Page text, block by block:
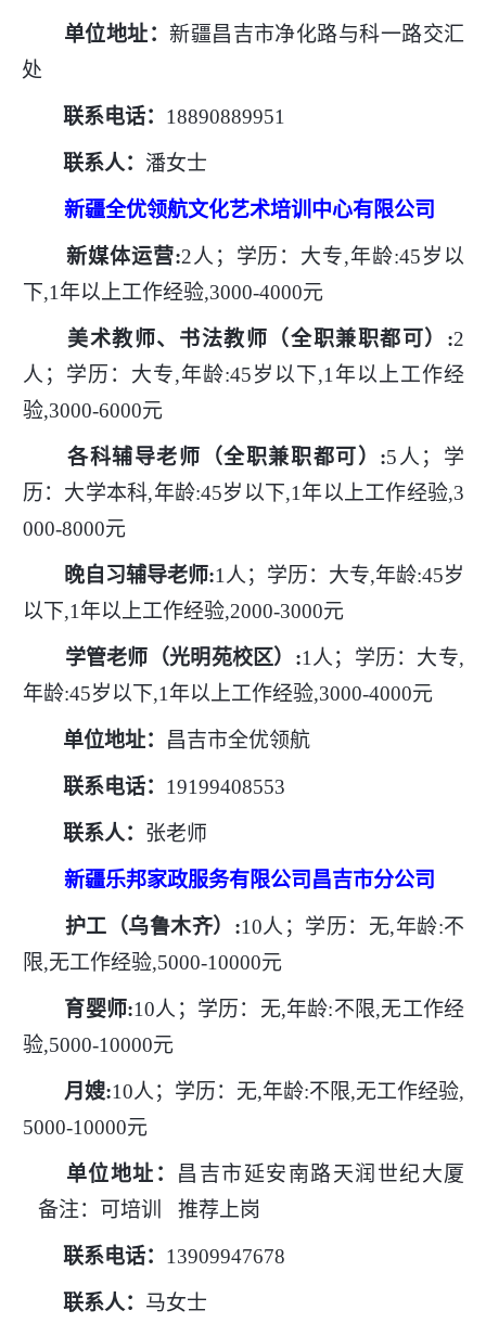
单位地址：新疆昌吉市净化路与科一路交汇
处
联系电话： 18890889951
联系人： 潘女士
新疆全优领航文化艺术培训中心有限公司
新媒体运营:2人；学历：大专,年龄:45岁以
下,1年以上工作经验,3000-4000元
美术教师、书法教师（全职兼职都可） :2
人；学历：大专,年龄:45岁以下,1年以上工作经
验,3000-6000元
各科辅导老师（全职兼职都可） :5人；学
历：大学本科,年龄:45岁以下,1年以上工作经验,3
000-8000元
晚自习辅导老师:1人；学历：大专,年龄:45岁
以下,1年以上工作经验,2000-3000元
学管老师（光明苑校区） :1人；学历：大专,
年龄:45岁以下,1年以上工作经验,3000-4000元
单位地址： 昌吉市全优领航
联系电话： 19199408553
联系人： 张老师
新疆乐邦家政服务有限公司昌吉市分公司
护工（乌鲁木齐） :10人；学历：无,年龄:不
限,无工作经验,5000-10000元
育婴师:10人；学历：无,年龄:不限,无工作经
验,5000-10000元
月嫂:10人；学历：无,年龄:不限,无工作经验,
5000-10000元
单位地址： 昌吉市延安南路天润世纪大厦
备注：可培训
推荐上岗
联系电话： 13909947678
联系人： 马女士